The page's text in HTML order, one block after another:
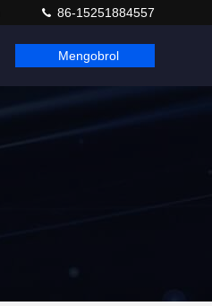
86-15251884557
Mengobrol